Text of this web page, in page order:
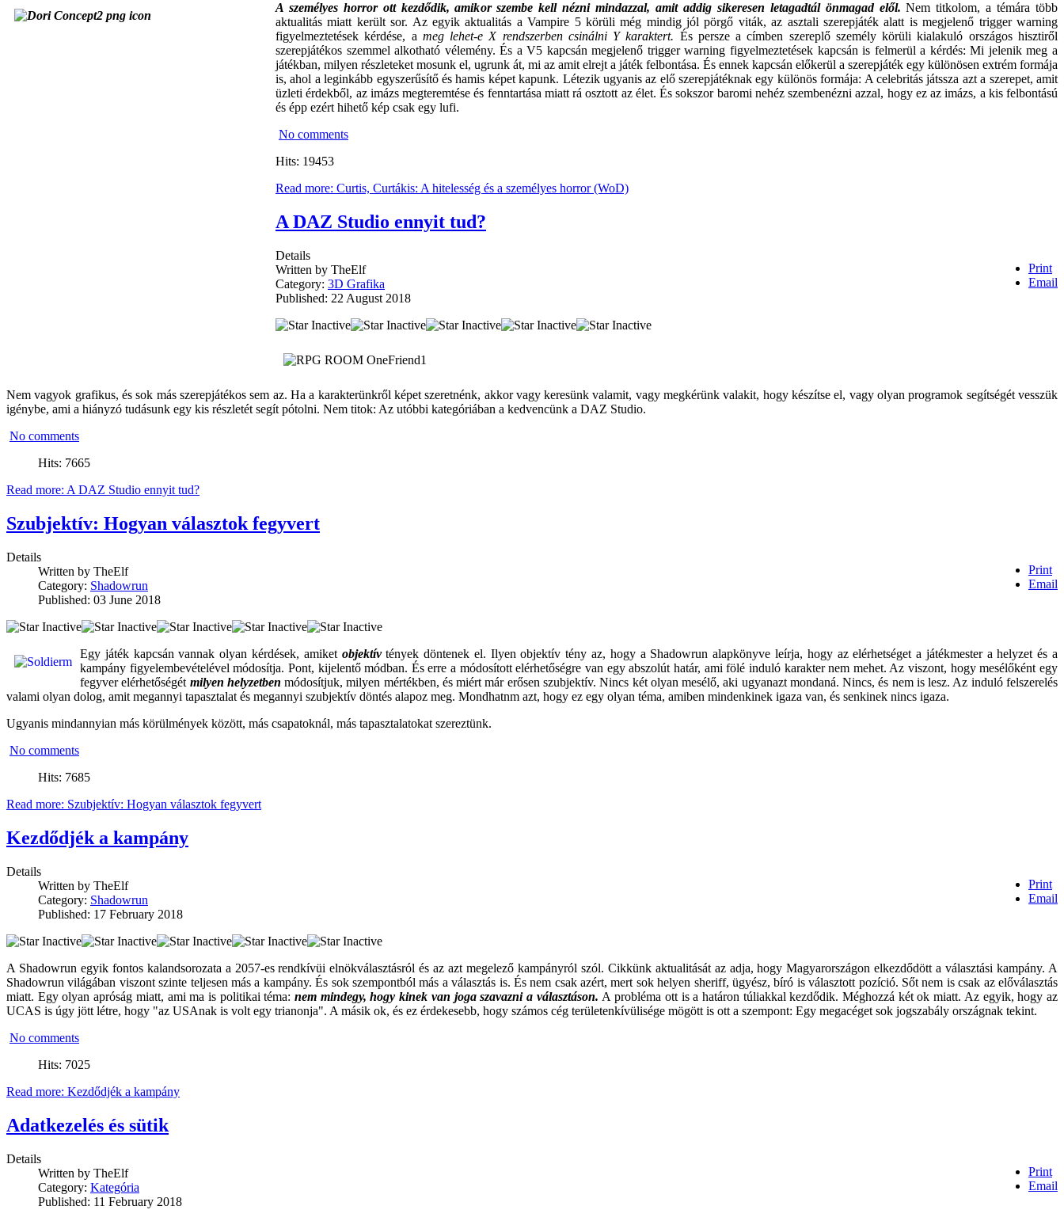
A személyes horror ott kezdődik, amikor szembe kell nézni mindazzal, amit addig sikeresen letagadtál önmagad elől. Nem titkolom, a témára több
aktualitás miatt került sor. Az egyik aktualitás a Vampire 5 körüli még mindig jól pörgő viták, az asztali szerepjáték alatt is megjelenő trigger warning
figyelmeztetések kérdése, a meg lehet-e X rendszerben csinálni Y karaktert. És persze a címben szereplő személy körüli kialakuló országos hisztiről
szerepjátékos szemmel alkotható vélemény. És a V5 kapcsán megjelenő trigger warning figyelmeztetések kapcsán is felmerül a kérdés: Mi jelenik meg a
játékban, milyen részleteket mosunk el, ugrunk át, mi az amit elrejt a játék felbontása. És ennek kapcsán előkerül a szerepjáték egy különösen extrém formája
is, ahol a leginkább egyszerűsítő és hamis képet kapunk. Létezik ugyanis az elő szerepjátéknak egy különös formája: A celebritás játssza azt a szerepet, amit
üzleti érdekből, az imázs megteremtése és fenntartása miatt rá osztott az élet. És sokszor baromi nehéz szembenézni azzal, hogy ez az imázs, a kis felbontású
és épp ezért hihető kép csak egy lufi.
No comments
Hits: 19453
Read more: Curtis, Curtákis: A hitelesség és a személyes horror (WoD)
A DAZ Studio ennyit tud?
Print
Email
Details
Written by TheElf
Category: 3D Grafika
Published: 22 August 2018
Nem vagyok grafikus, és sok más szerepjátékos sem az. Ha a karakterünkről képet szeretnénk, akkor vagy keresünk valamit, vagy megkérünk valakit, hogy készítse el, vagy olyan programok segítségét vesszük
igénybe, ami a hiányzó tudásunk egy kis részletét segít pótolni. Nem titok: Az utóbbi kategóriában a kedvencünk a DAZ Studio.
No comments
Hits: 7665
Read more: A DAZ Studio ennyit tud?
Szubjektív: Hogyan választok fegyvert
Print
Email
Details
Written by TheElf
Category: Shadowrun
Published: 03 June 2018
Egy játék kapcsán vannak olyan kérdések, amiket objektívtények döntenek el. Ilyen objektív tény az, hogy a Shadowrun alapkönyve leírja, hogy az elérhetséget a játékmester a helyzet és a
kampány figyelembevételével módosítja. Pont, kijelentő módban. És erre a módosított elérhetőségre van egy abszolút határ, ami fölé induló karakter nem mehet. Az viszont, hogy mesélőként egy
fegyver elérhetőségét milyen helyzetbenmódosítjuk, milyen mértékben, és miért már erősen szubjektív. Nincs két olyan mesélő, aki ugyanazt mondaná. Nincs, és nem is lesz. Az induló felszerelés
valami olyan dolog, amit megannyi tapasztalat és megannyi szubjektív döntés alapoz meg. Mondhatnm azt, hogy ez egy olyan téma, amiben mindenkinek igaza van, és senkinek nincs igaza.
Ugyanis mindannyian más körülmények között, más csapatoknál, más tapasztalatokat szereztünk.
No comments
Hits: 7685
Read more: Szubjektív: Hogyan választok fegyvert
Kezdődjék a kampány
Print
Email
Details
Written by TheElf
Category: Shadowrun
Published: 17 February 2018
A Shadowrun egyik fontos kalandsorozata a 2057-es rendkívüi elnökválasztásról és az azt megelező kampányról szól. Cikkünk aktualitását az adja, hogy Magyarországon elkezdődött a választási kampány. A
Shadowrun világában viszont szinte teljesen más a kampány. És sok szempontból más a választás is. És nem csak azért, mert sok helyen sheriff, ügyész, bíró is választott pozíció. Sőt nem is csak az előválasztás
miatt. Egy olyan apróság miatt, ami ma is politikai téma:nem mindegy, hogy kinek van joga szavazni a választáson. A probléma ott is a határon túliakkal kezdődik. Méghozzá két ok miatt. Az egyik, hogy az
UCAS is úgy jött létre, hogy "az USAnak is volt egy trianonja". A másik ok, és ez érdekesebb, hogy számos cég területenkívülisége mögött is ott a szempont: Egy megacéget sok jogszabály országnak tekint.
No comments
Hits: 7025
Read more: Kezdődjék a kampány
Adatkezelés és sütik
Print
Email
Details
Written by TheElf
Category: Kategória
Published: 11 February 2018